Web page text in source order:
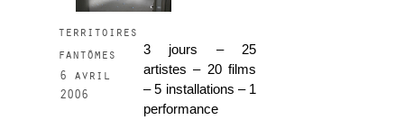
territoires
fantômes
6 avril
2006
3 jours – 25
artistes – 20 films
– 5 installations – 1
performance